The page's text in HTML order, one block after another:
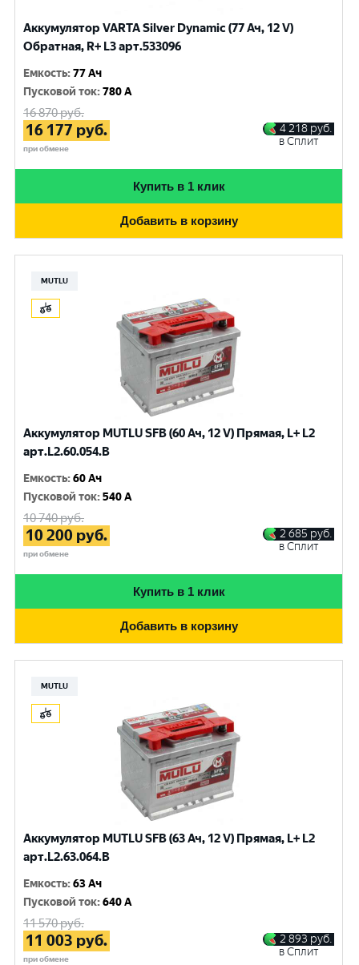
Аккумулятор VARTA Silver Dynamic (77 Ач, 12 V)
Обратная, R+ L3 арт.533096
Емкость:77 Ач
Пусковой ток:780 A
16 870руб.
16 177 руб.
при обмене
4 218 руб.
в Сплит
Купить в 1 клик
Добавить в корзину
MUTLU
Аккумулятор MUTLU SFB (60 Ач, 12 V) Прямая, L+ L2
арт.L2.60.054.B
Емкость:60 Ач
Пусковой ток:540 A
10 740руб.
10 200 руб.
при обмене
2 685 руб.
в Сплит
Купить в 1 клик
Добавить в корзину
MUTLU
Аккумулятор MUTLU SFB (63 Ач, 12 V) Прямая, L+ L2
арт.L2.63.064.B
Емкость:63 Ач
Пусковой ток:640 A
11 570руб.
11 003 руб.
при обмене
2 893 руб.
в Сплит